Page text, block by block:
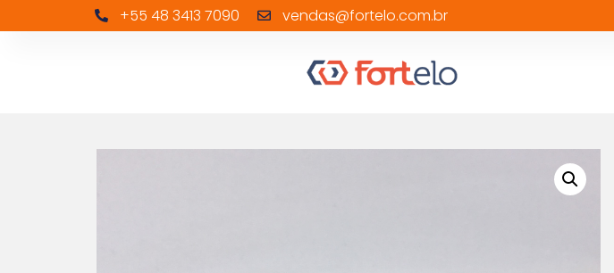
+55 48 3413 7090 vendas@fortelo.com.br